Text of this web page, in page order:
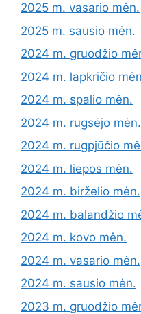
2025 m. vasario mėn.
2025 m. sausio mėn.
2024 m. gruodžio
2024 m. lapkričio
2024 m. spalio mėn.
2024 m. rugsėjo mėn.
2024 m. rugpjūčio
2024 m. liepos mėn.
2024 m. birželio mėn.
2024 m. balandžio
2024 m. kovo mėn.
2024 m. vasario mėn.
2024 m. sausio mėn.
2023 m. gruodžio